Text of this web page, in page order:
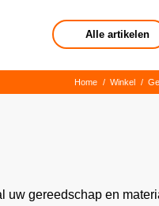
Alle artikelen
Home / Winkel /
gereedschap en